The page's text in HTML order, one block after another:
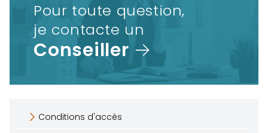
Pour toute question,
je contacte un
Conseiller
Conditions d'accès